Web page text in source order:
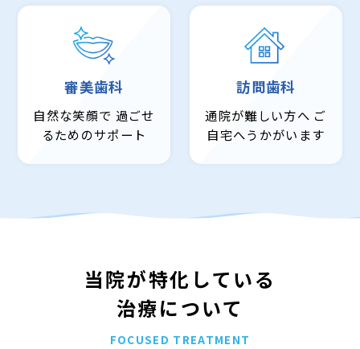
審美歯科
自然な笑顔で 過ごせ
るためのサポート
訪問歯科
通院が難しい方へ ご
自宅へうかがいます
当院が特化している
治療について
FOCUSED TREATMENT